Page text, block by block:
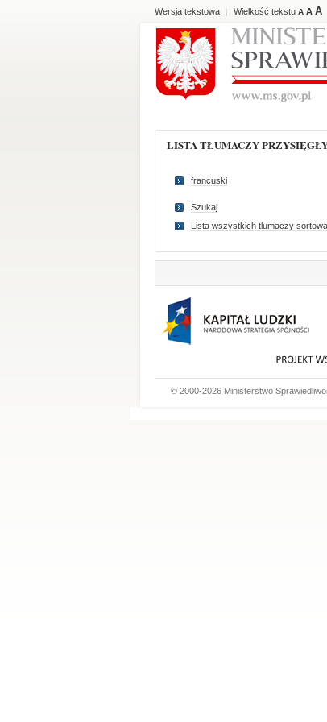
Wersja tekstowa | Wielkość tekstu A A A
LISTA TŁUMACZY
francuski
Szukaj
Lista wszystkich tlumaczy
© 2000-2026 Ministerstwo